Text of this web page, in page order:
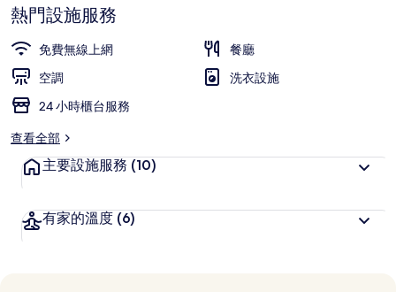
10，
深
受
旅
客
喜
熱門設施服務
免費無線上網
餐廳
空調
洗衣設施
24 小時櫃台服務
查看全部
主要設施服務 (10)
有家的溫度 (6)